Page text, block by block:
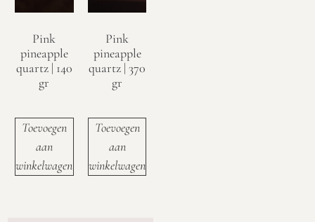
Pink
pineapple
quartz | 140
gr
Toevoegen
aan
winkelwagen
Pink
pineapple
quartz | 370
gr
Toevoegen
aan
winkelwagen